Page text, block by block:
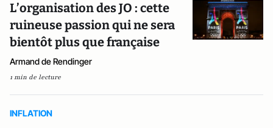
L’organisation des JO : cette
ruineuse passion qui ne sera
bientôt plus que française
Armand de Rendinger
1 min de lecture
INFLATION